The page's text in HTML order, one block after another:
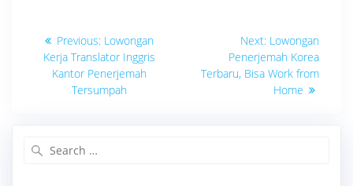
Navigasi
pos
Previous: Previous
post:
Lowongan
Kerja Translator Inggris
Kantor Penerjemah
Tersumpah
Next: Next
post:
Lowongan
Penerjemah Korea
Terbaru, Bisa Work from
Home